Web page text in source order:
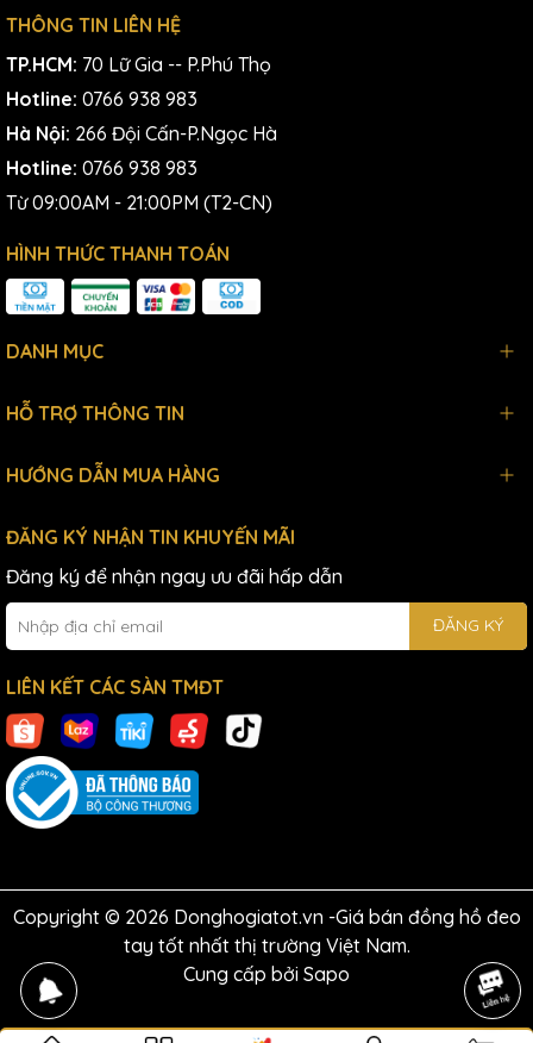
THÔNG TIN LIÊN HỆ
TP.HCM: 70 Lữ Gia -- P.Phú Thọ
Hotline: 0766 938 983
Hà Nội: 266 Đội Cấn-P.Ngọc Hà
Hotline: 0766 938 983
Từ 09:00AM - 21:00PM (T2-CN)
HÌNH THỨC THANH TOÁN
DANH MỤC
HỖ TRỢ THÔNG TIN
HƯỚNG DẪN MUA HÀNG
ĐĂNG KÝ NHẬN TIN KHUYẾN MÃI
Đăng ký để nhận ngay ưu đãi hấp dẫn
ĐĂNG KÝ
LIÊN KẾT CÁC SÀN TMĐT
Copyright © 2026 Donghogiatot.vn -Giá bán đồng hồ đeo
tay tốt nhất thị trường Việt Nam.
Cung cấp bởi Sapo